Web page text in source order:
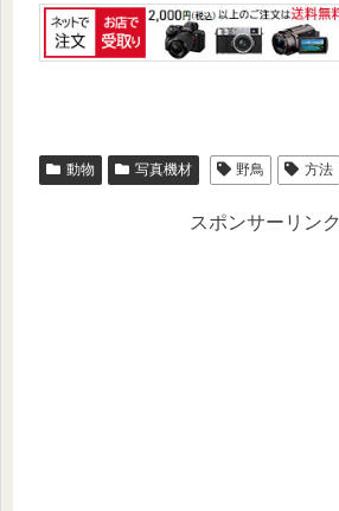
動物 写真機材 野鳥 方法
スポンサーリンク